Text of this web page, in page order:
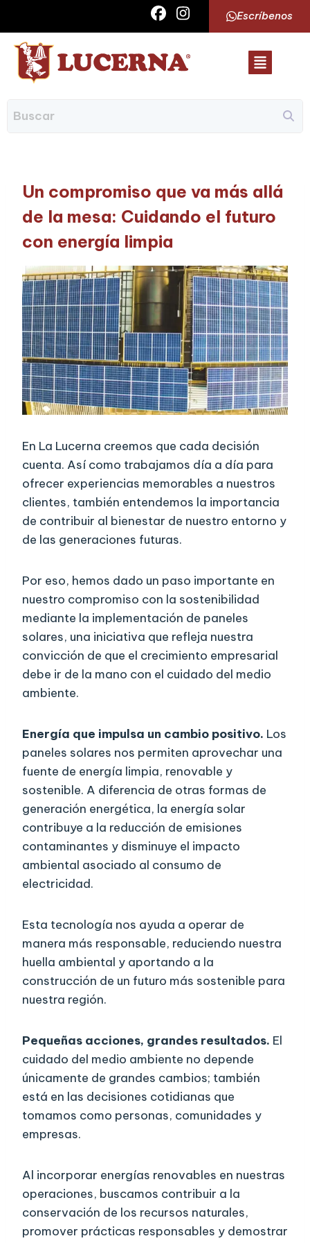
Escríbenos
Un compromiso que va más allá
de la mesa: Cuidando el futuro
con energía limpia
En La Lucerna creemos que cada decisión
cuenta. Así como trabajamos día a día para
ofrecer experiencias memorables a nuestros
clientes, también entendemos la importancia
de contribuir al bienestar de nuestro entorno y
de las generaciones futuras.
Por eso, hemos dado un paso importante en
nuestro compromiso con la sostenibilidad
mediante la implementación de paneles
solares, una iniciativa que refleja nuestra
convicción de que el crecimiento empresarial
debe ir de la mano con el cuidado del medio
ambiente.
Energía que impulsa un cambio positivo. Los
paneles solares nos permiten aprovechar una
fuente de energía limpia, renovable y
sostenible. A diferencia de otras formas de
generación energética, la energía solar
contribuye a la reducción de emisiones
contaminantes y disminuye el impacto
ambiental asociado al consumo de
electricidad.
Esta tecnología nos ayuda a operar de
manera más responsable, reduciendo nuestra
huella ambiental y aportando a la
construcción de un futuro más sostenible para
nuestra región.
Pequeñas acciones, grandes resultados. El
cuidado del medio ambiente no depende
únicamente de grandes cambios; también
está en las decisiones cotidianas que
tomamos como personas, comunidades y
empresas.
Al incorporar energías renovables en nuestras
operaciones, buscamos contribuir a la
conservación de los recursos naturales,
promover prácticas responsables y demostrar